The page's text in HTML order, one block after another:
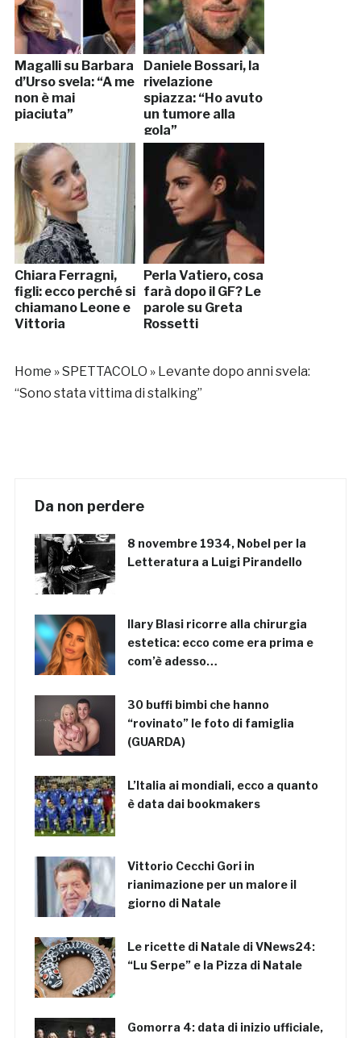
Magalli su Barbara
d’Urso svela: “A me
non è mai
piaciuta”
Daniele Bossari, la
rivelazione
spiazza: “Ho avuto
un tumore alla
gola”
Chiara Ferragni,
figli: ecco perché si
chiamano Leone e
Vittoria
Perla Vatiero, cosa
farà dopo il GF? Le
parole su Greta
Rossetti
Home »SPETTACOLO » Levante dopo anni svela:
“Sono stata vittima di stalking”
Da non perdere
8 novembre 1934, Nobel per la
Letteratura a Luigi Pirandello
Ilary Blasi ricorre alla chirurgia
estetica: ecco come era prima e
com’è adesso…
30 buffi bimbi che hanno
“rovinato” le foto di famiglia
(GUARDA)
L’Italia ai mondiali, ecco a quanto
è data dai bookmakers
Vittorio Cecchi Gori in
rianimazione per un malore il
giorno di Natale
Le ricette di Natale di VNews24:
“Lu Serpe” e la Pizza di Natale
Gomorra 4: data di inizio ufficiale,